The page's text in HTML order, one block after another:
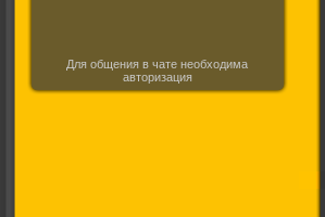
Для общения в чате необходима
авторизация